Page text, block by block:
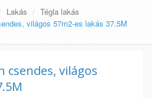
Lakás
Tégla lakás
világos 57m2-es lakás 37.5M
csendes, világos